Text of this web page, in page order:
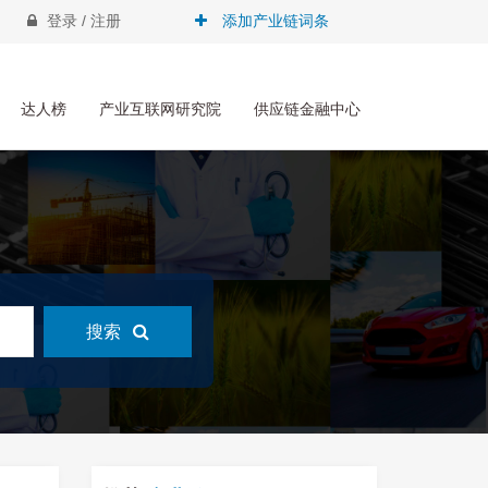
登录 / 注册 添加产业链词条
达人榜 产业互联网研究院 供应链金融中心
搜索